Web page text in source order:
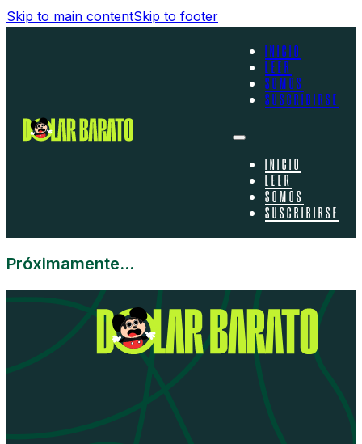
Skip to main contentSkip to footer
INICIO
LEER
SOMOS
SUSCRIBIRSE
INICIO
LEER
SOMOS
SUSCRIBIRSE
Próximamente…